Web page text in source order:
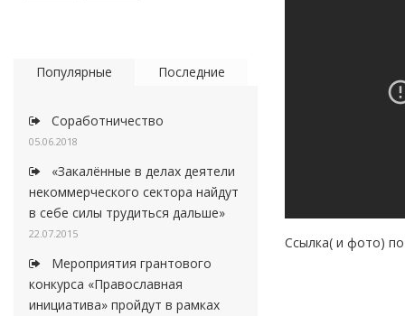
Популярные Последние
Соработничество
05.06.2018
«Закалённые в делах деятели
некоммерческого сектора найдут
в себе силы трудиться дальше»
22.07.2015
Мероприятия грантового
конкурса «Православная
инициатива» пройдут в рамках
Ссылка( и фото)